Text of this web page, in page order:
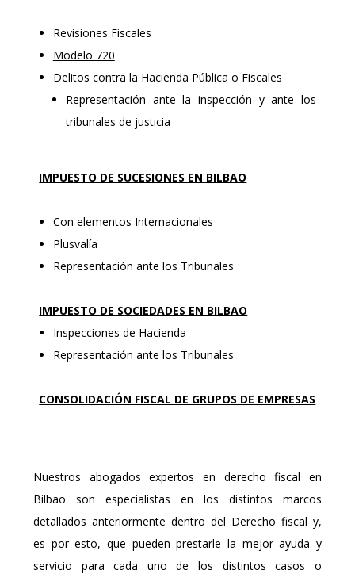
Revisiones Fiscales
Modelo 720
Delitos contra la Hacienda Pública o Fiscales
Representación ante la inspección y ante los
tribunales de justicia
IMPUESTO DE SUCESIONES EN BILBAO
Con elementos Internacionales
Plusvalía
Representación ante los Tribunales
IMPUESTO DE SOCIEDADES EN BILBAO
Inspecciones de Hacienda
Representación ante los Tribunales
CONSOLIDACIÓN FISCAL DE GRUPOS DE EMPRESAS
Nuestros abogados expertos en derecho fiscal en
Bilbao son especialistas en los distintos marcos
detallados anteriormente dentro del Derecho fiscal y,
es por esto, que pueden prestarle la mejor ayuda y
servicio para cada uno de los distintos casos o